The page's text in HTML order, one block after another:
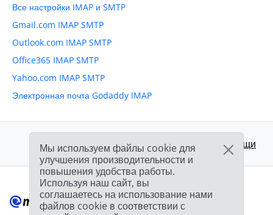
Все настройки IMAP и SMTP
Gmail.com IMAP SMTP
Outlook.com IMAP SMTP
Office365 IMAP SMTP
Yahoo.com IMAP SMTP
Электронная почта Godaddy IMAP
Поддержка:Центр помощи
Мы используем файлы cookie для
улучшения производительности и
повышения удобства работы.
Используя наш сайт, вы
соглашаетесь на использование нами
файлов cookie в соответствии с